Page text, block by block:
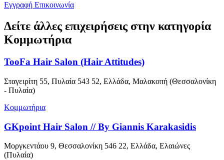
Εγγραφή Επικοινωνία
Δείτε άλλες επιχειρήσεις στην κατηγορία
Κομμωτήρια
TooFa Hair Salon (Hair Attitudes)
Σταγειρίτη 55, Πυλαία 543 52, Ελλάδα, Μαλακοπή (Θεσσαλονίκη
- Πυλαία)
Κομμωτήρια
GKpoint Hair Salon // By Giannis Karakasidis
Μοργκεντάου 9, Θεσσαλονίκη 546 22, Ελλάδα, Ελαιώνες
(Πυλαία)